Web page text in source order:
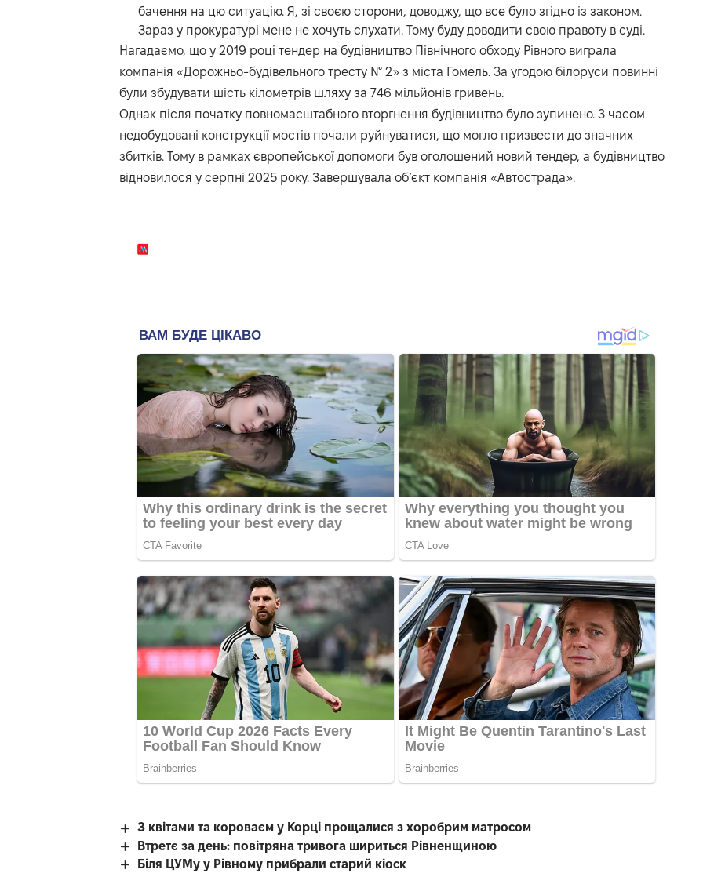
бачення на цю ситуацію. Я, зі своєю сторони, доводжу, що все було згідно із законом.
Зараз у прокуратурі мене не хочуть слухати. Тому буду доводити свою правоту в суді.
Нагадаємо, що у 2019 році тендер на будівництво Північного обходу Рівного виграла
компанія «Дорожньо-будівельного тресту № 2» з міста Гомель. За угодою білоруси повинні
були збудувати шість кілометрів шляху за 746 мільйонів гривень.
Однак після початку повномасштабного вторгнення будівництво було зупинено. З часом
недобудовані конструкції мостів почали руйнуватися, що могло призвести до значних
збитків. Тому в рамках європейської допомоги був оголошений новий тендер, а будівництво
відновилося у серпні 2025 року. Завершувала об’єкт компанія «Автострада».
З квітами та короваєм у Корці прощалися з хоробрим матросом
Втретє за день: повітряна тривога шириться Рівненщиною
Біля ЦУМу у Рівному прибрали старий кіоск